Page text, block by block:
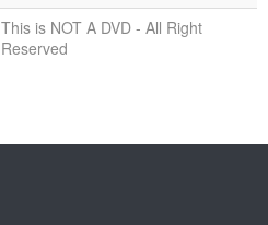
This is NOT A DVD - All Right
Reserved